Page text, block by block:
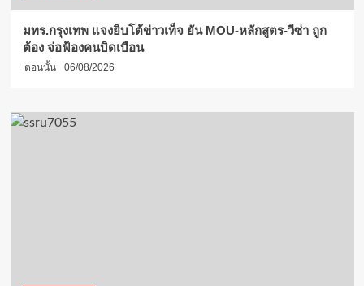
มทร.กรุงเทพ แจงยิบโต้ข่าวเท็จ ยัน MOU-หลักสูตร-วีซ่า ถูก
ต้อง จ่อฟ้องคนบิดเบือน
ตอนนั้น 06/08/2026